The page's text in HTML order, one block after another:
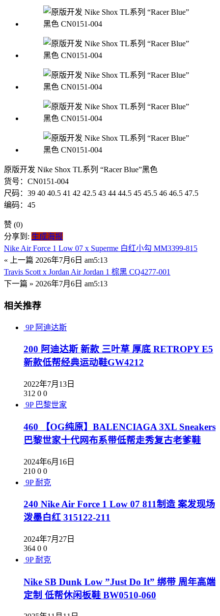
原版开发 Nike Shox TL系列 “Racer Blue”黑色
货号：CN0151-004
尺码：39 40 40.5 41 42 42.5 43 44 44.5 45 45.5 46 46.5 47.5
编码：45
赞 (0)
分享到: 生成海报
Nike Air Force 1 Low 07 x Superme 白红小勾 MM3399-815
« 上一篇 2026年7月6日 am5:13
Travis Scott x Jordan Air Jordan 1 棕黑 CQ4277-001
下一篇 » 2026年7月6日 am5:13
相关推荐
9P 阿迪达斯
200 阿迪达斯 新款 三叶草 厚底 RETROPY E5
新款低帮经典运动鞋GW4212
2022年7月13日
312 0 0
9P 巴黎世家
460 【OG纯原】BALENCIAGA 3XL Sneakers
巴黎世家十代网布系带低帮走秀复古老爹鞋
2024年6月16日
210 0 0
9P 耐克
240 Nike Air Force 1 Low 07 811制造 案发现场
泼墨白红 315122-211
2024年7月27日
364 0 0
9P 耐克
Nike SB Dunk Low ”Just Do It” 绑带 周年高端
定制 低帮休闲板鞋 BW0510-060